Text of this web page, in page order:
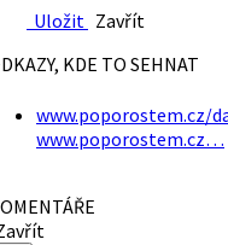
Uložit Zavřít
KDE TO SEHNAT
www.poporostem.cz/
www.poporostem.cz…